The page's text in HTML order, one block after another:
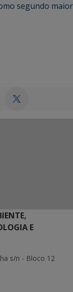
segundo maior
E
s/n - Bloco 12